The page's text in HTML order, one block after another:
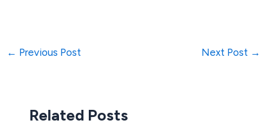
← Previous Post Next Post →
Related Posts